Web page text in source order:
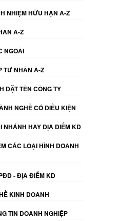
NHIỆM HỮU HẠN A-Z
A-Z
NGOÀI
TƯ NHÂN A-Z
ĐẶT TÊN CÔNG TY
NGHỀ CÓ ĐIỀU KIỆN
NHÁNH HAY ĐỊA ĐIỂM KD
CÁC LOẠI HÌNH DOANH
- ĐỊA ĐIỂM KD
KINH DOANH
TIN DOANH NGHIỆP